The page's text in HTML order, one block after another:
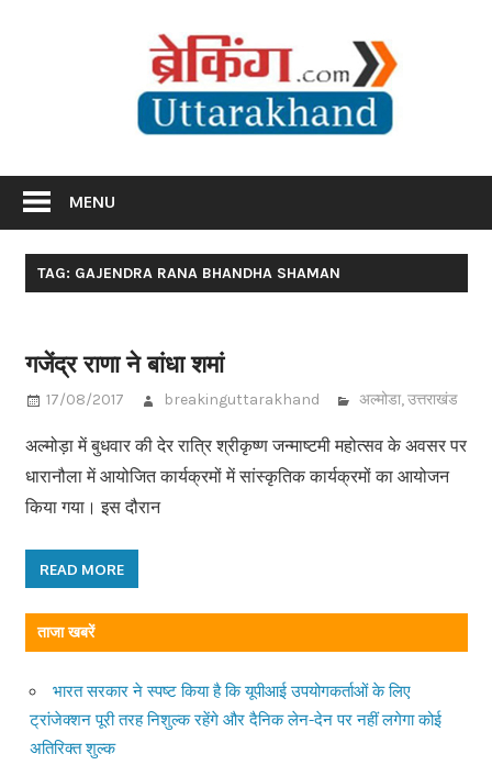
MENU
TAG: GAJENDRA RANA BHANDHA SHAMAN
गजेंद्र राणा ने बांधा शमां
17/08/2017 breakinguttarakhand अल्मोडा,उत्तराखंड
अल्मोड़ा में बुधवार की देर रात्रि श्रीकृष्ण जन्माष्टमी महोत्सव के अवसर पर
धारानौला में आयोजित कार्यक्रमों में सांस्कृतिक कार्यक्रमों का आयोजन
किया गया। इस दौरान
READ MORE
ताजा खबरें
भारत सरकार ने स्पष्ट किया है कि यूपीआई उपयोगकर्ताओं के लिए
ट्रांजेक्शन पूरी तरह निशुल्क रहेंगे और दैनिक लेन-देन पर नहीं लगेगा कोई
अतिरिक्त शुल्क